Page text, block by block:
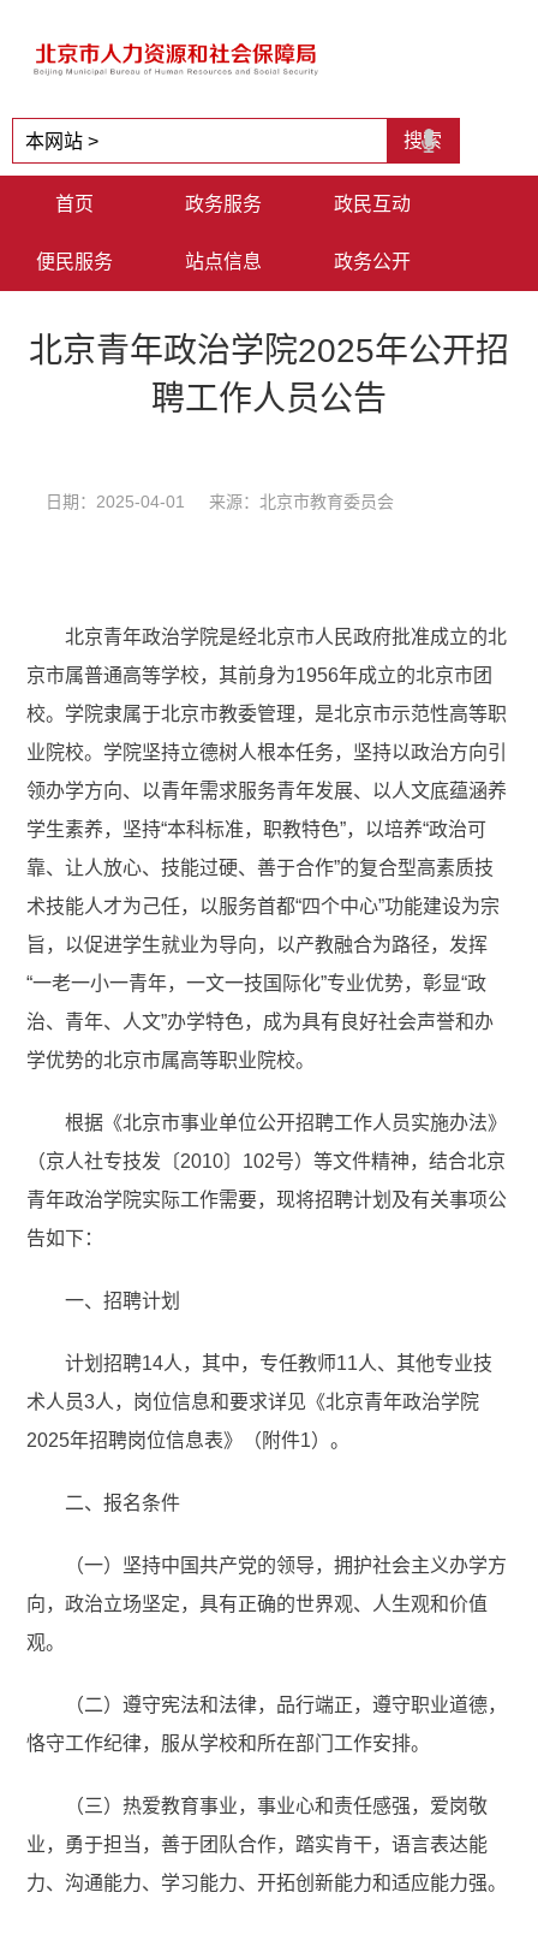
首页 政务服务 政民互动
便民服务 站点信息 政务公开
北京青年政治学院2025年公开招
聘工作人员公告
日期：2025-04-01 来源：北京市教育委员会
北京青年政治学院是经北京市人民政府批准成立的北
京市属普通高等学校，其前身为1956年成立的北京市团
校。学院隶属于北京市教委管理，是北京市示范性高等职
业院校。学院坚持立德树人根本任务，坚持以政治方向引
领办学方向、以青年需求服务青年发展、以人文底蕴涵养
学生素养，坚持“本科标准，职教特色”，以培养“政治可
靠、让人放心、技能过硬、善于合作”的复合型高素质技
术技能人才为己任，以服务首都“四个中心”功能建设为宗
旨，以促进学生就业为导向，以产教融合为路径，发挥
“一老一小一青年，一文一技国际化”专业优势，彰显“政
治、青年、人文”办学特色，成为具有良好社会声誉和办
学优势的北京市属高等职业院校。
根据《北京市事业单位公开招聘工作人员实施办法》
（京人社专技发〔2010〕102号）等文件精神，结合北京
青年政治学院实际工作需要，现将招聘计划及有关事项公
告如下：
一、招聘计划
计划招聘14人，其中，专任教师11人、其他专业技
术人员3人，岗位信息和要求详见《北京青年政治学院
2025年招聘岗位信息表》（附件1）。
二、报名条件
（一）坚持中国共产党的领导，拥护社会主义办学方
向，政治立场坚定，具有正确的世界观、人生观和价值
观。
（二）遵守宪法和法律，品行端正，遵守职业道德，
恪守工作纪律，服从学校和所在部门工作安排。
（三）热爱教育事业，事业心和责任感强，爱岗敬
业，勇于担当，善于团队合作，踏实肯干，语言表达能
力、沟通能力、学习能力、开拓创新能力和适应能力强。